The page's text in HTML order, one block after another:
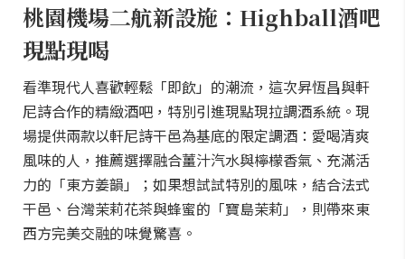
桃園機場二航新設施：Highball酒吧
現點現喝
看準現代人喜歡輕鬆「即飲」的潮流，這次昇恆昌與軒
尼詩合作的精緻酒吧，特別引進現點現拉調酒系統。現
場提供兩款以軒尼詩干邑為基底的限定調酒：愛喝清爽
風味的人，推薦選擇融合薑汁汽水與檸檬香氣、充滿活
力的「東方姜韻」；如果想試試特別的風味，結合法式
干邑、台灣茉莉花茶與蜂蜜的「寶島茉莉」，則帶來東
西方完美交融的味覺驚喜。